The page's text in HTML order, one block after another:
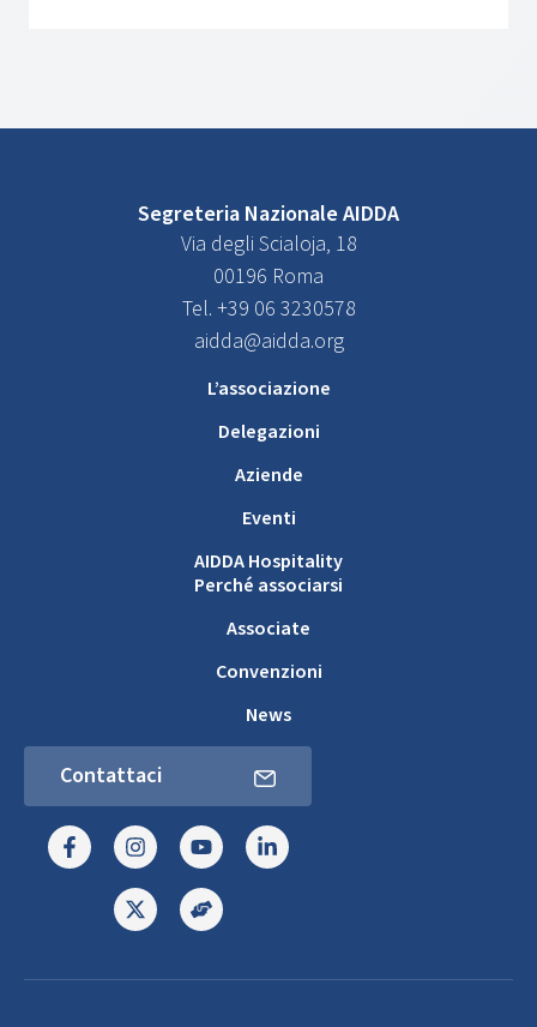
Segreteria Nazionale AIDDA
Via degli Scialoja, 18
00196 Roma
Tel. +39 06 3230578
aidda@aidda.org
L’associazione
Delegazioni
Aziende
Eventi
AIDDA Hospitality
Perché associarsi
Associate
Convenzioni
News
Contattaci